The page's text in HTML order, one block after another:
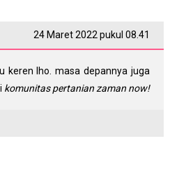
24 Maret 2022 pukul 08.41
keren lho. masa depannya juga
komunitas pertanian zaman now!